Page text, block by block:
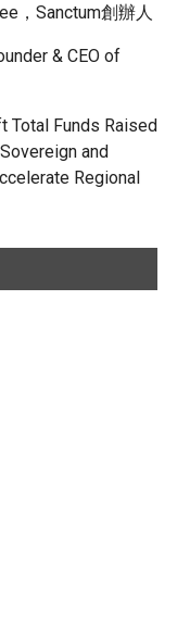
，Sanctum創辦人
& CEO of
Total Funds Raised
and
Regional